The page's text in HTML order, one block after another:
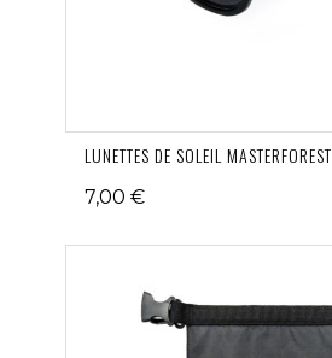
LUNETTES DE SOLEIL MASTERFOREST
7,00 €